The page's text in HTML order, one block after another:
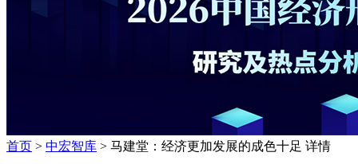
首页 > 中宏智库 > 马建堂：经济更加发展的成色十足 详情